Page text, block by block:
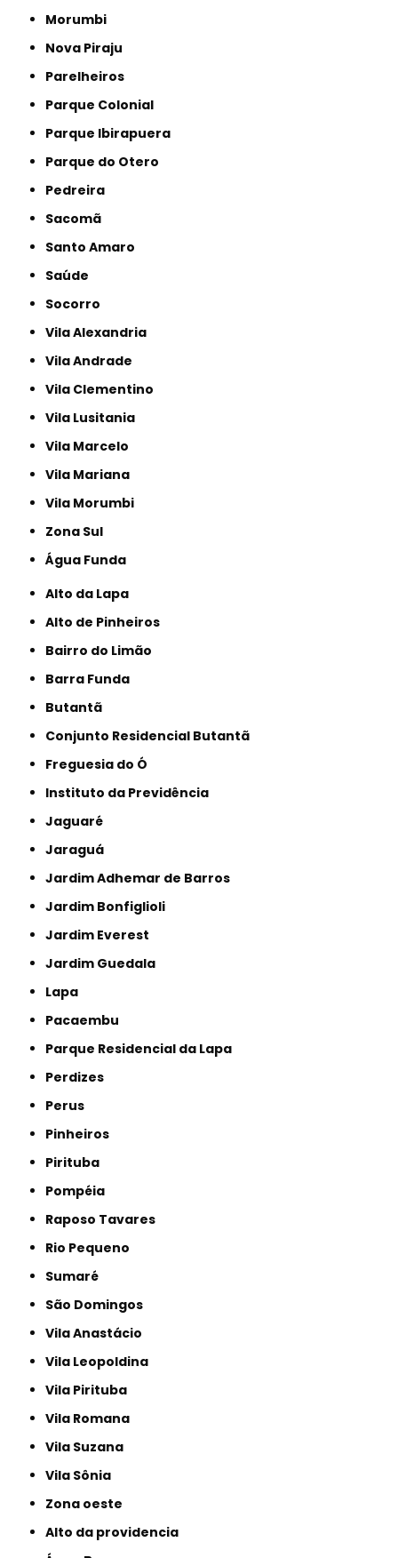
Morumbi
Nova Piraju
Parelheiros
Parque Colonial
Parque Ibirapuera
Parque do Otero
Pedreira
Sacomã
Santo Amaro
Saúde
Socorro
Vila Alexandria
Vila Andrade
Vila Clementino
Vila Lusitania
Vila Marcelo
Vila Mariana
Vila Morumbi
Zona Sul
Água Funda
Alto da Lapa
Alto de Pinheiros
Bairro do Limão
Barra Funda
Butantã
Conjunto Residencial Butantã
Freguesia do Ó
Instituto da Previdência
Jaguaré
Jaraguá
Jardim Adhemar de Barros
Jardim Bonfiglioli
Jardim Everest
Jardim Guedala
Lapa
Pacaembu
Parque Residencial da Lapa
Perdizes
Perus
Pinheiros
Pirituba
Pompéia
Raposo Tavares
Rio Pequeno
Sumaré
São Domingos
Vila Anastácio
Vila Leopoldina
Vila Pirituba
Vila Romana
Vila Suzana
Vila Sônia
Zona oeste
alto da providencia